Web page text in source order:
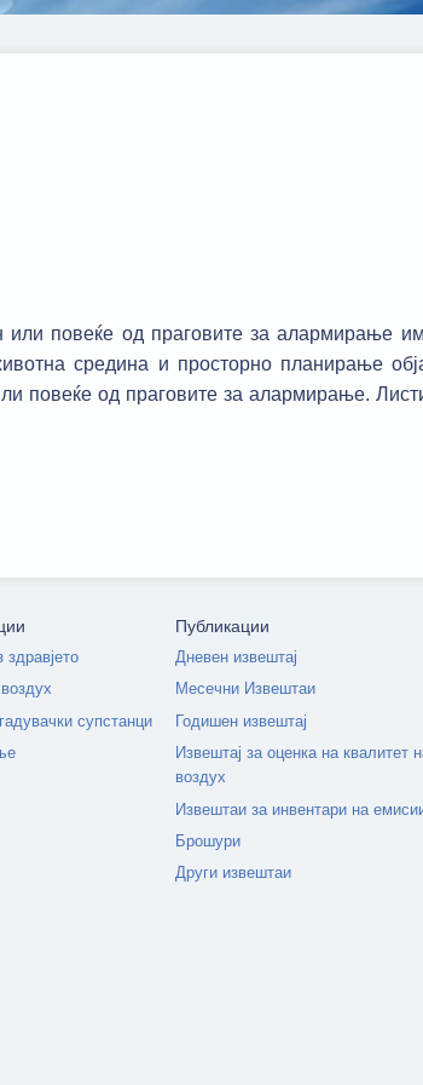
повеќе од праговите за алармирање
средина и просторно планирање
повеќе од праговите за алармирање.
супстанци
Публикации
Дневен извештај
Месечни Извештаи
Годишен извештај
Извештај за оценка на квалитет
воздух
Извештаи за инвентари на
Брошури
Други извештаи